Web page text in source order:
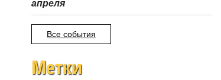
апреля
Все события
Метки